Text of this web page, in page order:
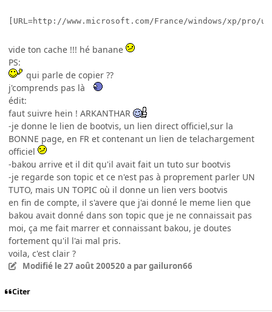
vide ton cache !!! hé banane
PS:
qui parle de copier ??
j'comprends pas là
édit:
faut suivre hein ! ARKANTHAR
-je donne le lien de bootvis, un lien direct officiel,sur la
BONNE page, en FR et contenant un lien de telachargement
officiel
-bakou arrive et il dit qu'il avait fait un tuto sur bootvis
-je regarde son topic et ce n'est pas à proprement parler UN
TUTO, mais UN TOPIC où il donne un lien vers bootvis
en fin de compte, il s'avere que j'ai donné le meme lien que
bakou avait donné dans son topic que je ne connaissait pas
moi, ça me fait marrer et connaissant bakou, je doutes
fortement qu'il l'ai mal pris.
voila, c'est clair ?
Modifié le 27 août 200520 a par gailuron66
Citer